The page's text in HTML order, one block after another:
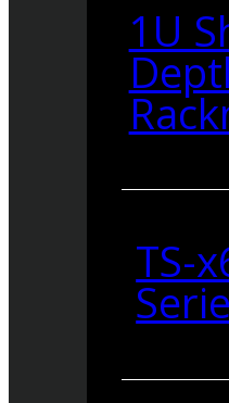
1U
TS-